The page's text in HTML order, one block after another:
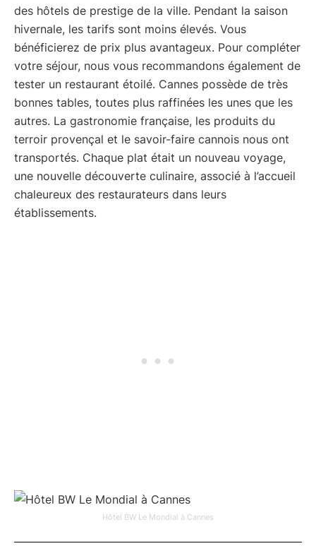
des hôtels de prestige de la ville. Pendant la saison
hivernale, les tarifs sont moins élevés. Vous
bénéficierez de prix plus avantageux. Pour compléter
votre séjour, nous vous recommandons également de
tester un restaurant étoilé. Cannes possède de très
bonnes tables, toutes plus raffinées les unes que les
autres. La gastronomie française, les produits du
terroir provençal et le savoir-faire cannois nous ont
transportés. Chaque plat était un nouveau voyage,
une nouvelle découverte culinaire, associé à l’accueil
chaleureux des restaurateurs dans leurs
établissements.
Hôtel BW Le Mondial à Cannes